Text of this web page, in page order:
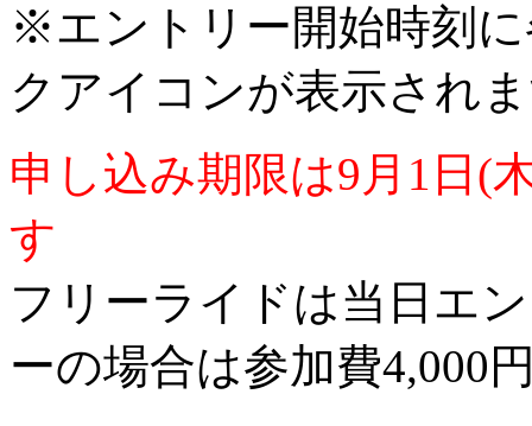
※エントリー開始時刻
クアイコンが表示され
申し込み期限は9月1日(
す
フリーライドは当日エ
ーの場合は参加費4,000